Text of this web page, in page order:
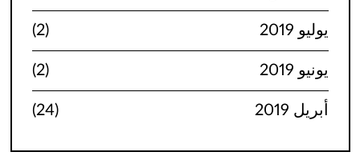
يوليو 2019 (2)
يونيو 2019 (2)
أبريل 2019 (24)